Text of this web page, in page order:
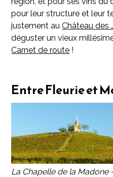
pour leur structure et leur
justement auChâteau des
déguster un vieux
Carnet de route !
Entre Fleurie et
La Chapelle de la Madone